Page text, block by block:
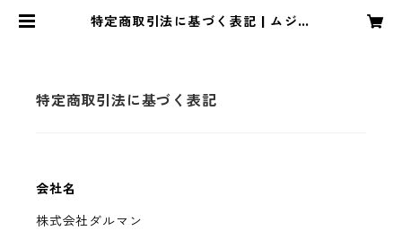
特定商取引法に基づく表記 | ムジン
特定商取引法に基づく表記
会社名
株式会社ダルマン